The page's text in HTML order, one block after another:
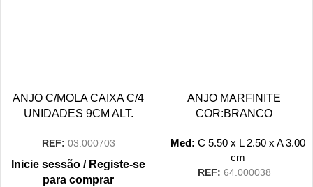
ANJO C/MOLA CAIXA C/4
UNIDADES 9CM ALT.
REF: 03.000703
Inicie sessão / Registe-se
para comprar
ANJO MARFINITE
COR:BRANCO
Med: C 5.50 x L 2.50 x A3.00
cm
REF: 64.000038